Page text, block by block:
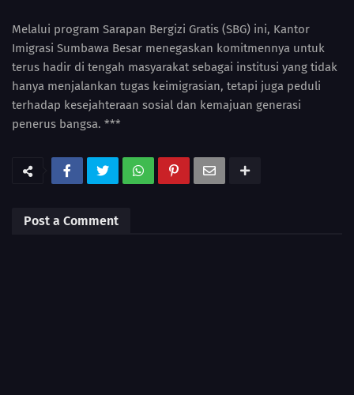
Melalui program Sarapan Bergizi Gratis (SBG) ini, Kantor
Imigrasi Sumbawa Besar menegaskan komitmennya untuk
terus hadir di tengah masyarakat sebagai institusi yang tidak
hanya menjalankan tugas keimigrasian, tetapi juga peduli
terhadap kesejahteraan sosial dan kemajuan generasi
penerus bangsa. ***
Post a Comment